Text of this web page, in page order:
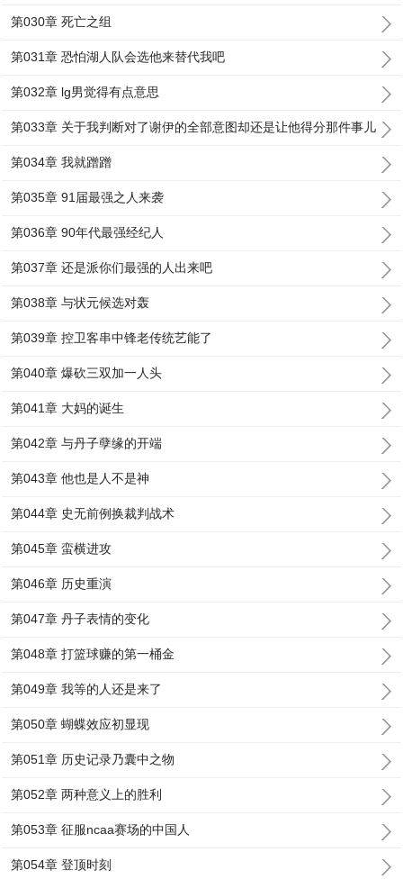
第030章 死亡之组
第031章 恐怕湖人队会选他来替代我吧
第032章 lg男觉得有点意思
第033章 关于我判断对了谢伊的全部意图却还是让他得分那件事儿
第034章 我就蹭蹭
第035章 91届最强之人来袭
第036章 90年代最强经纪人
第037章 还是派你们最强的人出来吧
第038章 与状元候选对轰
第039章 控卫客串中锋老传统艺能了
第040章 爆砍三双加一人头
第041章 大妈的诞生
第042章 与丹子孽缘的开端
第043章 他也是人不是神
第044章 史无前例换裁判战术
第045章 蛮横进攻
第046章 历史重演
第047章 丹子表情的变化
第048章 打篮球赚的第一桶金
第049章 我等的人还是来了
第050章 蝴蝶效应初显现
第051章 历史记录乃囊中之物
第052章 两种意义上的胜利
第053章 征服ncaa赛场的中国人
第054章 登顶时刻